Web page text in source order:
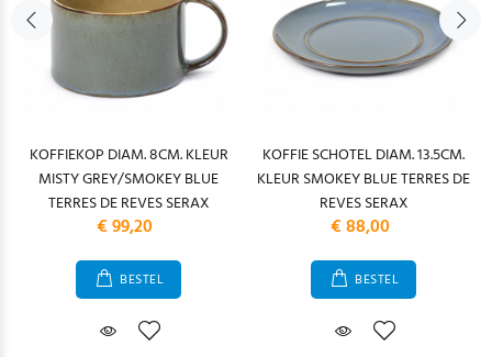
KOFFIEKOP DIAM. 8CM. KLEUR
MISTY GREY/SMOKEY BLUE
TERRES DE REVES SERAX
€ 99,20
BESTEL
KOFFIE SCHOTEL DIAM. 13.5CM.
KLEUR SMOKEY BLUE TERRES DE
REVES SERAX
€ 88,00
BESTEL